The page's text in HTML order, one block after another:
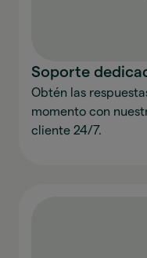
Soporte
Obtén las
momento con
cliente 24/7.